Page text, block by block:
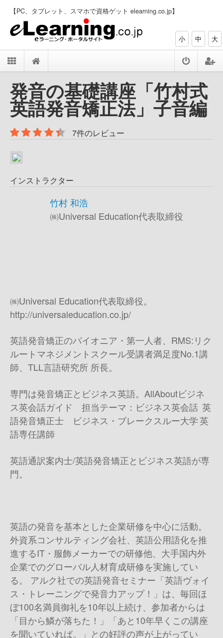
【PC、タブレット、スマホで資格ゲット elearning.co.jp】
小 中 大
発音の基礎講座「竹村式
英語発音矯正法」子音編
7件のレビュー
インストラクター
竹村 和浩
㈱Universal Education代表取締役
㈱Universal Education代表取締役。
http://universaleducation.co.jp/
英語発音矯正のパイオニア・第一人者、RMS:リク
ルートマネジメントスクール受講者満足度No.1講
師、TLL言語研究所 所長。
専門は発音矯正とビジネス英語。AllAboutビジネ
ス英会話ガイド 担当テーマ：ビジネス英会話 英
語発音矯正士 ビジネス・ブレークスルー大学 英
語専任講師
英語通訳案内士/英語発音矯正とビジネス英語が専
門。
英語の発音を基本とした企業研修を中心に活動。
外資系コンサルティング会社、英語公用語化を推
進するIT・服飾メーカーでの研修他、大手国内外
企業でのグローバル人材育成研修を実施してい
る。 アルク社での英語発音セミナー「英語ヴォイ
ス・トレーニングで発音力アップ！」は、毎回ほ
ぼ100名満員御礼を10年以上続け、参加者からは
「目から鱗が落ちた！」「あと10年早くこの講座
を聞いていれば。」との好評の声が上がってい